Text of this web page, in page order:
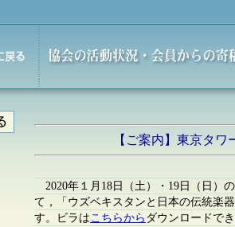
【ご案内】東京タワ
2020年１月18日（土）・19日（日）
て，「ウズベキスタンと日本の伝統楽
す。ビラはこちらから ダウンロードでき